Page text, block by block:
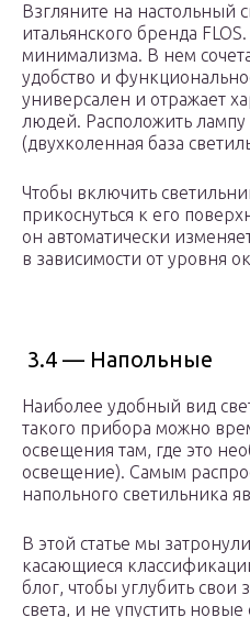
Взгляните на настольный
итальянского бренда
минимализма. В нем
удобство и
универсален и отражает
людей. Расположить
(двухколенная база
Чтобы включить
прикоснуться к его
он автоматически
в зависимости от уровня
3.4 — Напольные
Наиболее удобный вид
такого прибора можно
освещения там, где это
освещение). Самым
напольного светильника
В этой статье мы
касающиеся
блог, чтобы углубить свои
света, и не упустить новые